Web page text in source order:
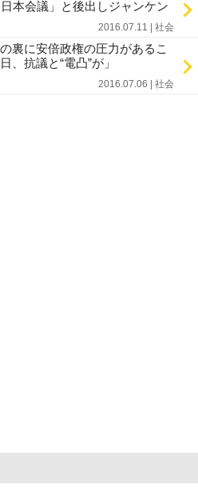
本会議」と後出しジャンケン
2016.07.11 | 社会
裏に安倍政権の圧力があるこ
、抗議と“電凸”が」
2016.07.06 | 社会